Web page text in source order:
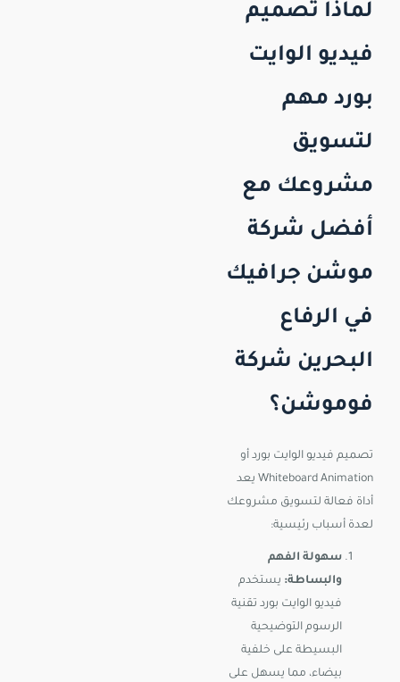
لماذا تصميم
فيديو الوايت
بورد مهم
لتسويق
مشروعك مع
أفضل شركة
موشن جرافيك
في الرفاع
البحرين شركة
فوموشن؟
تصميم فيديو الوايت بورد أو
Whiteboard Animation يعد
أداة فعالة لتسويق مشروعك
لعدة أسباب رئيسية:
سهولة الفهم
والبساطة: يستخدم
فيديو الوايت بورد تقنية
الرسوم التوضيحية
البسيطة على خلفية
بيضاء، مما يسهل على